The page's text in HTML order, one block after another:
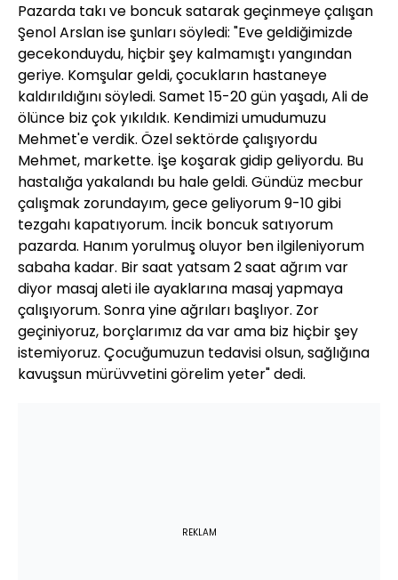
Pazarda takı ve boncuk satarak geçinmeye çalışan
Şenol Arslan ise şunları söyledi: "Eve geldiğimizde
gecekonduydu, hiçbir şey kalmamıştı yangından
geriye. Komşular geldi, çocukların hastaneye
kaldırıldığını söyledi. Samet 15-20 gün yaşadı, Ali de
ölünce biz çok yıkıldık. Kendimizi umudumuzu
Mehmet'e verdik. Özel sektörde çalışıyordu
Mehmet, markette. İşe koşarak gidip geliyordu. Bu
hastalığa yakalandı bu hale geldi. Gündüz mecbur
çalışmak zorundayım, gece geliyorum 9-10 gibi
tezgahı kapatıyorum. İncik boncuk satıyorum
pazarda. Hanım yorulmuş oluyor ben ilgileniyorum
sabaha kadar. Bir saat yatsam 2 saat ağrım var
diyor masaj aleti ile ayaklarına masaj yapmaya
çalışıyorum. Sonra yine ağrıları başlıyor. Zor
geçiniyoruz, borçlarımız da var ama biz hiçbir şey
istemiyoruz. Çocuğumuzun tedavisi olsun, sağlığına
kavuşsun mürüvvetini görelim yeter" dedi.
REKLAM